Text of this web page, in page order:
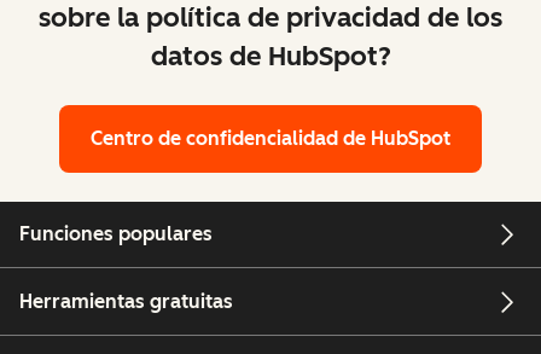
sobre la política de privacidad de los
datos de HubSpot?
Centro de confidencialidad de HubSpot
Funciones populares
Herramientas gratuitas